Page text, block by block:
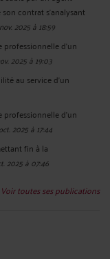
contrat s’analysant
2025 à 18:59
d'un
2025 à 19:03
au service d'un
d'un
2025 à 17:44
fin à la
2025 à 07:46
Voir toutes ses publications